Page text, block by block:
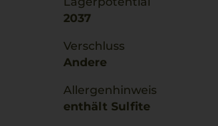
2037
Verschluss
Andere
Allergenhinweis
enthält Sulfite